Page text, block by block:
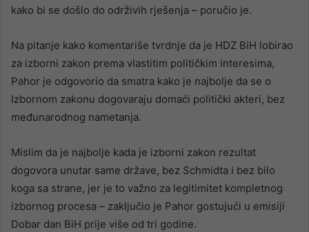
kako bi se došlo do održivih rješenja – poručio je.
Na pitanje kako komentariše tvrdnje da je HDZ BiH lobirao
za izborni zakon prema vlastitim političkim interesima,
Pahor je odgovorio da smatra kako je najbolje da se o
Izbornom zakonu dogovaraju domaći politički akteri, bez
međunarodnog nametanja.
Mislim da je najbolje kada je izborni zakon rezultat
dogovora unutar same države, bez Schmidta i bez bilo
koga sa strane, jer je to važno za legitimitet kompletnog
izbornog procesa – zaključio je Pahor gostujući u emisiji
Dobar dan BiH prije više od tri godine.